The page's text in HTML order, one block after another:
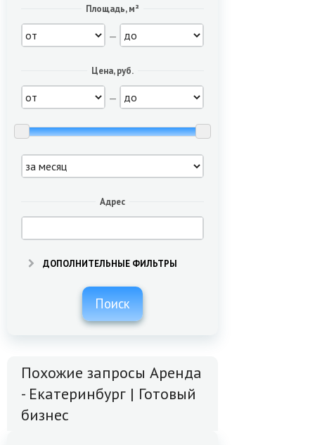
Площадь, м²
—
Цена, руб.
—
Адрес
ДОПОЛНИТЕЛЬНЫЕ ФИЛЬТРЫ
Поиск
Похожие запросы Аренда
- Екатеринбург | Готовый
бизнес